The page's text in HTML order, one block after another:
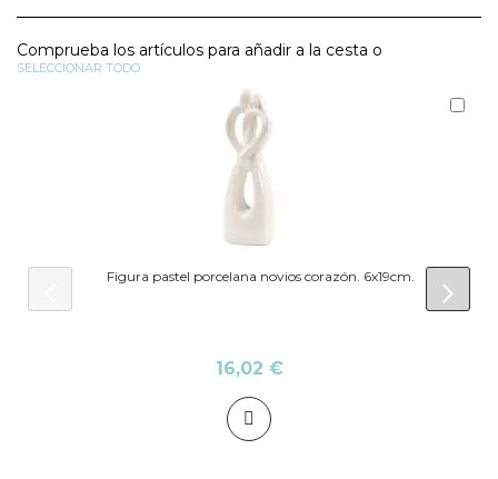
Comprueba los artículos para añadir a la cesta o
SELECCIONAR TODO
Figura pastel porcelana novios corazón. 6x19cm.
16,02 €